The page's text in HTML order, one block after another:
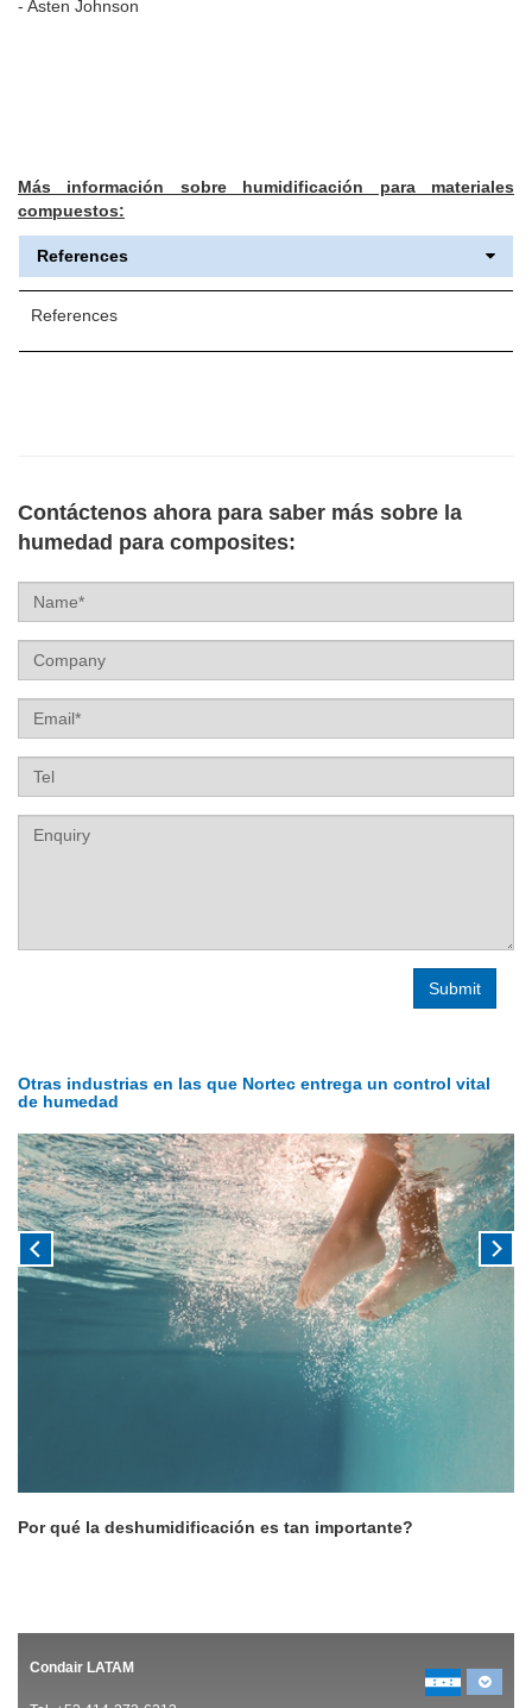
- Asten Johnson
Más información sobre humidificación para materiales
compuestos:
References
References
Contáctenos ahora para saber más sobre la
humedad para composites:
Name
Company
Email
Tel
Label
Otras industrias en las que Nortec entrega un control vital
de humedad
Por qué la deshumidificación es tan importante?
Condair LATAM